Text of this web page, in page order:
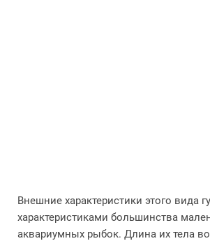
Внешние характеристики этого вида
характеристиками большинства
аквариумных рыбок. Длина их тела